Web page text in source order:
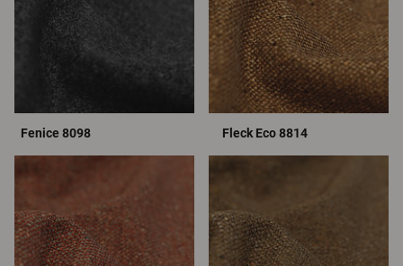
Fenice 8098 Fleck Eco 8814